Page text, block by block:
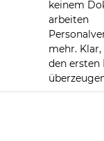
keinem
arbeiten
mehr. Klar,
den ersten